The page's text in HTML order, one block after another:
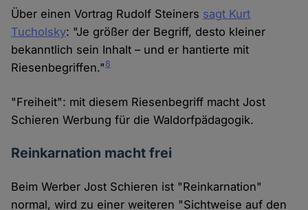
Über einen Vortrag Rudolf Steiners sagt Kurt
Tucholsky: "Je größer der Begriff, desto kleiner
bekanntlich sein Inhalt – und er hantierte mit
Riesenbegriffen."8
"Freiheit": mit diesem Riesenbegriff macht Jost
Schieren Werbung für die Waldorfpädagogik.
Reinkarnation macht frei
Beim Werber Jost Schieren ist "Reinkarnation"
normal, wird zu einer weiteren "Sichtweise auf den